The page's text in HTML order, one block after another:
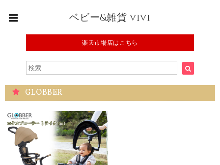
ベビー&雑貨 vivi
楽天市場店はこちら
GLOBBER